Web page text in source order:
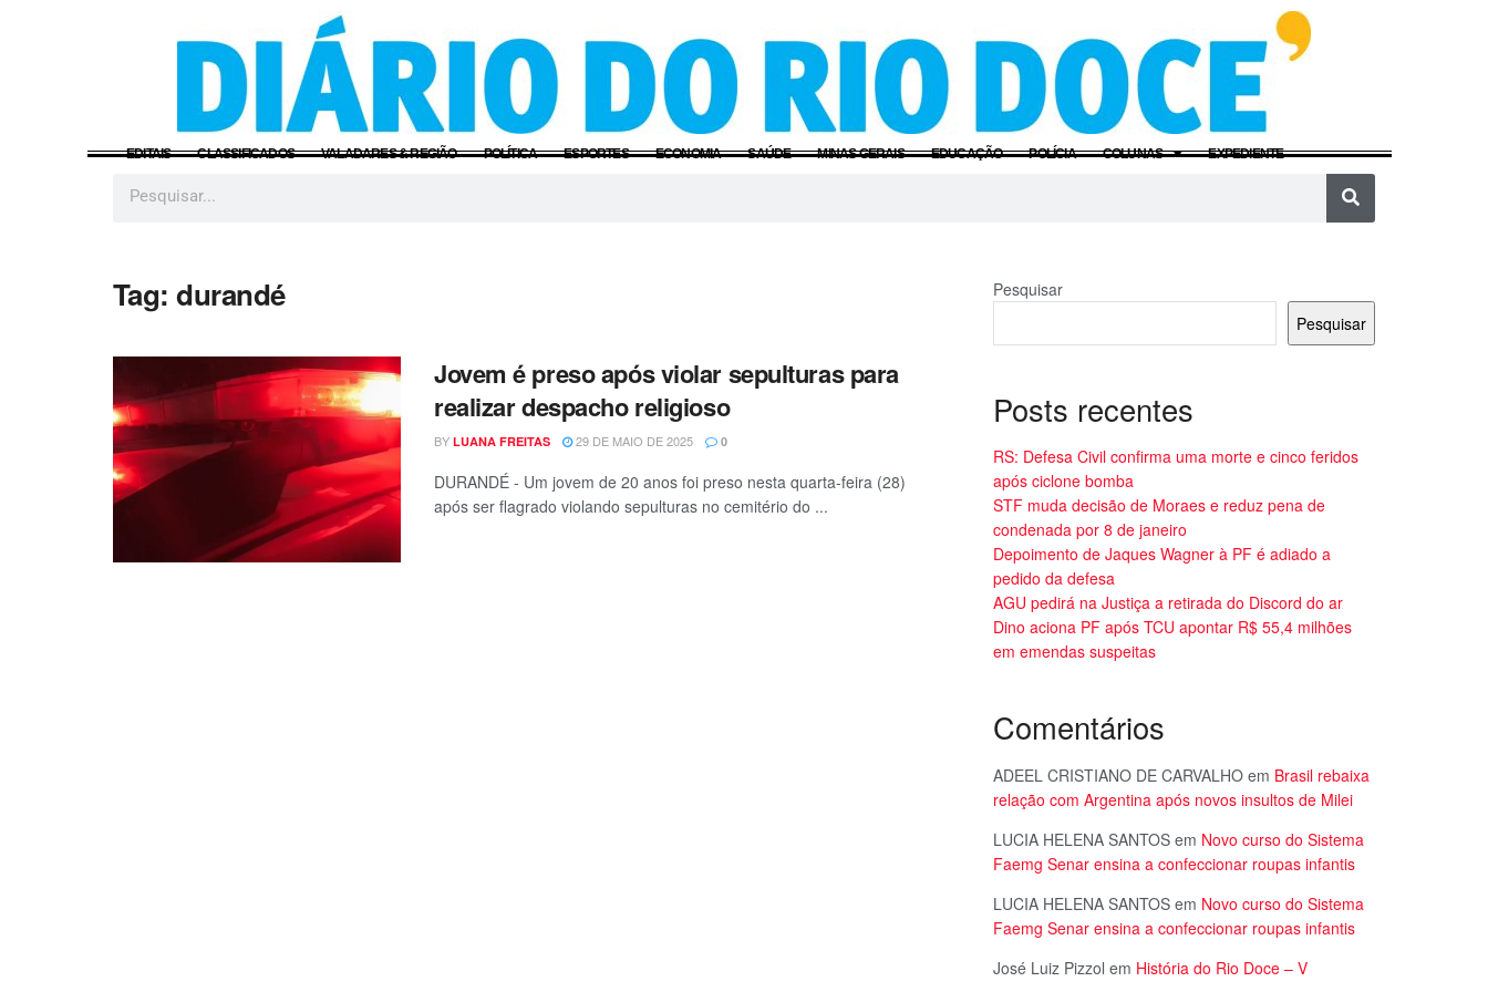
EDITAIS CLASSIFICADOS VALADARES & REGIÃO POLÍTICA ESPORTES ECONOMIA SAÚDE MINAS GERAIS EDUCAÇÃO POLÍCIA COLUNAS EXPEDIENTE
Tag:durandé
Jovem é preso após violar sepulturas para
realizar despacho religioso
BY LUANA FREITAS 29 DE MAIO DE 2025 0
DURANDÉ - Um jovem de 20 anos foi preso nesta quarta-feira (28)
após ser flagrado violando sepulturas no cemitério do ...
Pesquisar
Pesquisar
Posts recentes
RS: Defesa Civil confirma uma morte e cinco feridos
após ciclone bomba
STF muda decisão de Moraes e reduz pena de
condenada por 8 de janeiro
Depoimento de Jaques Wagner à PF é adiado a
pedido da defesa
AGU pedirá na Justiça a retirada do Discord do ar
Dino aciona PF após TCU apontar R$ 55,4 milhões
em emendas suspeitas
Comentários
ADEEL CRISTIANO DE CARVALHO em Brasil rebaixa
relação com Argentina após novos insultos de Milei
LUCIA HELENA SANTOS em Novo curso do Sistema
Faemg Senar ensina a confeccionar roupas infantis
LUCIA HELENA SANTOS em Novo curso do Sistema
Faemg Senar ensina a confeccionar roupas infantis
José Luiz Pizzol em História do Rio Doce – V